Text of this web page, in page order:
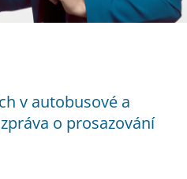
v autobusové a
o prosazování